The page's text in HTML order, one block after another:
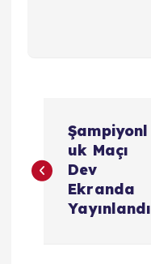
a
Şampiyonl
uk Maçı
Dev
Ekranda
Yayınlandı